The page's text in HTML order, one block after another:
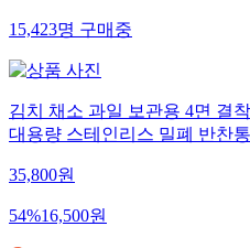
15,423명 구매중
김치 채소 과일 보관용 4면 결
대용량 스테인리스 밀폐 반찬통
35,800원
54%16,500원